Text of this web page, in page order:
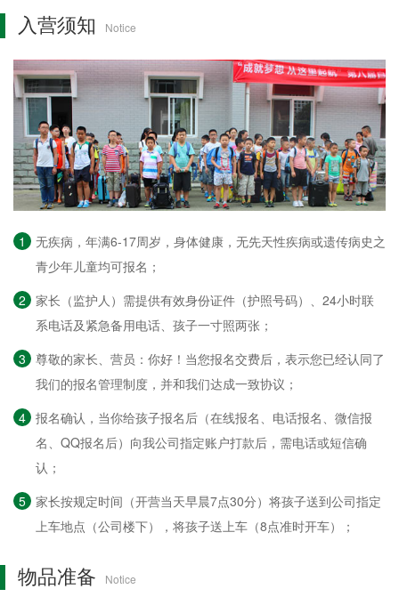
入营须知 Notice
1
无疾病，年满6-17周岁，身体健康，无先天性疾病或遗传病史之
青少年儿童均可报名；
2 家长（监护人）需提供有效身份证件（护照号码）、24小时联
系电话及紧急备用电话、孩子一寸照两张；
3 尊敬的家长、营员：你好！当您报名交费后，表示您已经认同了
我们的报名管理制度，并和我们达成一致协议；
4 报名确认，当你给孩子报名后（在线报名、电话报名、微信报
名、QQ报名后）向我公司指定账户打款后，需电话或短信确
认；
5 家长按规定时间（开营当天早晨7点30分）将孩子送到公司指定
上车地点（公司楼下），将孩子送上车（8点准时开车）；
物品准备 Notice